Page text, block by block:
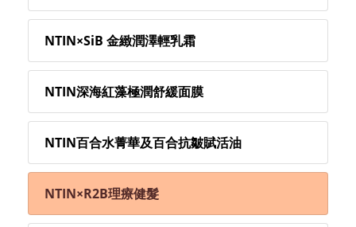
NTIN×SiB 金緻潤澤輕乳霜
NTIN深海紅藻極潤舒緩面膜
NTIN百合水菁華及百合抗皺賦活油
NTIN×R2B理療健髮